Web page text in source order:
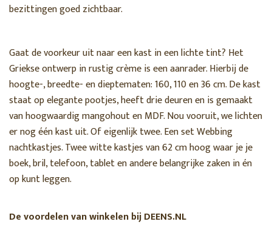
WOONSTIJL
KLEURENPALET
PRIJS
0€
bezittingen goed zichtbaar.
Gaat de voorkeur uit naar een kast in een lichte tint? Het
Griekse ontwerp in rustig crème is een aanrader. Hierbij de
hoogte-, breedte- en dieptematen: 160, 110 en 36 cm. De kast
staat op elegante pootjes, heeft drie deuren en is gemaakt
van hoogwaardig mangohout en MDF. Nou vooruit, we lichten
er nog één kast uit. Of eigenlijk twee. Een set Webbing
nachtkastjes. Twee witte kastjes van 62 cm hoog waar je je
boek, bril, telefoon, tablet en andere belangrijke zaken in én
op kunt leggen.
De voordelen van winkelen bij DEENS.NL